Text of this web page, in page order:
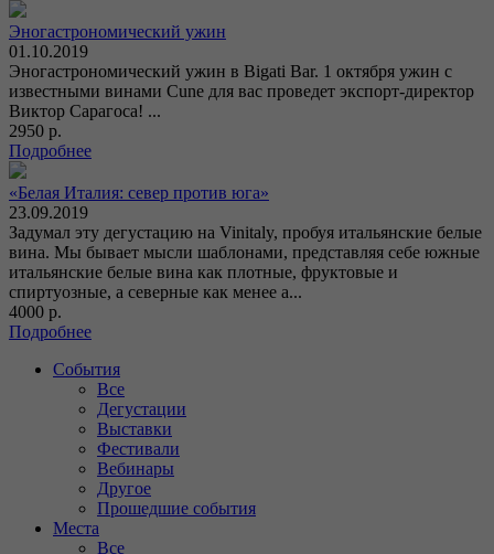
Эногастрономический ужин
01.10.2019
Эногастрономический ужин в Bigati Bar. 1 октября ужин с
известными винами Cune для вас проведет экспорт-директор
Виктор Сарагоса! ...
2950 р.
Подробнее
«Белая Италия: север против юга»
23.09.2019
Задумал эту дегустацию на Vinitaly, пробуя итальянские белые
вина. Мы бывает мысли шаблонами, представляя себе южные
итальянские белые вина как плотные, фруктовые и
спиртуозные, а северные как менее а...
4000 р.
Подробнее
События
Все
Дегустации
Выставки
Фестивали
Вебинары
Другое
Прошедшие события
Места
Все